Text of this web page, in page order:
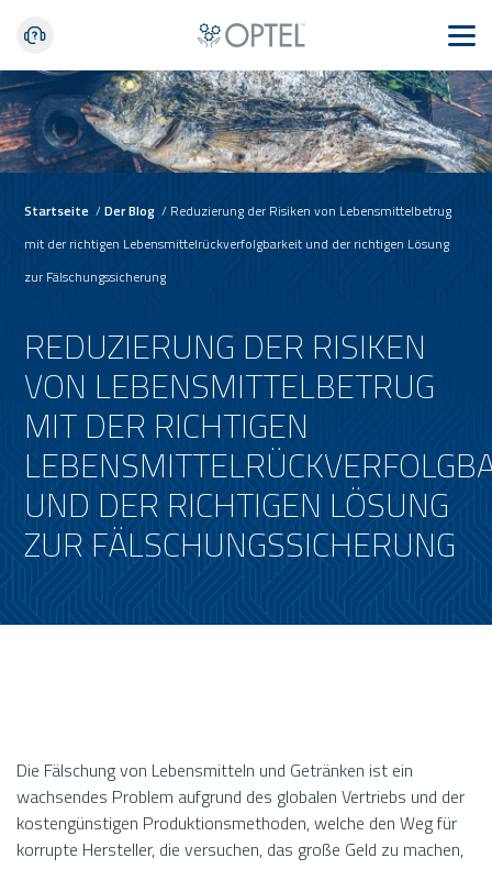
Startseite/Der Blog /Reduzierung der Risiken von Lebensmittelbetrug
mit der richtigen Lebensmittelrückverfolgbarkeit und der richtigen Lösung
zur Fälschungssicherung
REDUZIERUNG DER RISIKEN
VON LEBENSMITTELBETRUG
MIT DER RICHTIGEN
UND DER RICHTIGEN LÖSUNG
ZUR FÄLSCHUNGSSICHERUNG
Die Fälschung von Lebensmitteln und Getränken ist ein
wachsendes Problem aufgrund des globalen Vertriebs und der
kostengünstigen Produktionsmethoden, welche den Weg für
korrupte Hersteller, die versuchen, das große Geld zu machen,